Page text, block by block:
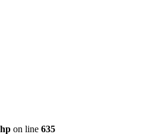
on line 635